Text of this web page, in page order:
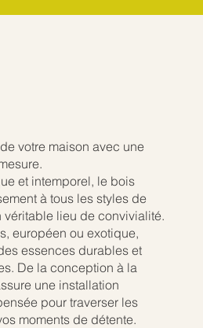
votre maison avec une
et intemporel, le bois
à tous les styles de
véritable lieu de convivialité.
européen ou exotique,
essences durables et
De la conception à la
une installation
pour traverser les
moments de détente.